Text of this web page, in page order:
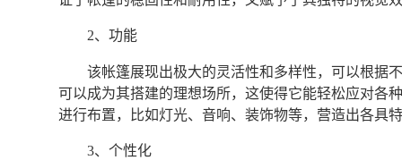
2、功能
该帐篷展现出极大的灵活性和多样性，可以根据
可以成为其搭建的理想场所，这使得它能轻松应对各
进行布置，比如灯光、音响、装饰物等，营造出各具
3、个性化